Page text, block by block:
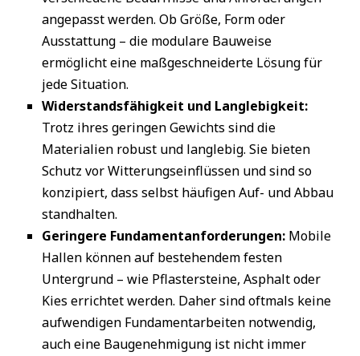
angepasst werden. Ob Größe, Form oder
Ausstattung – die modulare Bauweise
ermöglicht eine maßgeschneiderte Lösung für
jede Situation.
Widerstandsfähigkeit und Langlebigkeit:
Trotz ihres geringen Gewichts sind die
Materialien robust und langlebig. Sie bieten
Schutz vor Witterungseinflüssen und sind so
konzipiert, dass selbst häufigen Auf- und Abbau
standhalten.
Geringere Fundamentanforderungen: Mobile
Hallen können auf bestehendem festen
Untergrund – wie Pflastersteine, Asphalt oder
Kies errichtet werden. Daher sind oftmals keine
aufwendigen Fundamentarbeiten notwendig,
auch eine Baugenehmigung ist nicht immer